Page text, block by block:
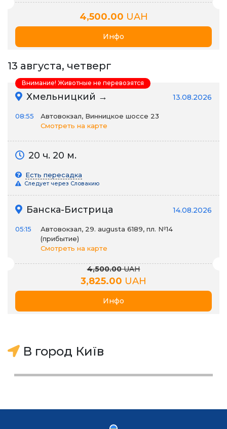
4,500.00 UAH
Инфо
13 августа, четверг
Хмельницкий → 13.08.2026
08:55
Автовокзал, Винницкое шоссе 23
Смотреть на карте
20 ч. 20 м.
Есть пересадка
Следует через Словакию
Банска-Бистрица 14.08.2026
05:15
Автовокзал, 29. augusta 6189, пл. №14
(прибытие)
Смотреть на карте
4,500.00UAH
3,825.00 UAH
Инфо
Внимание! Животные не перевозятся
В город Київ